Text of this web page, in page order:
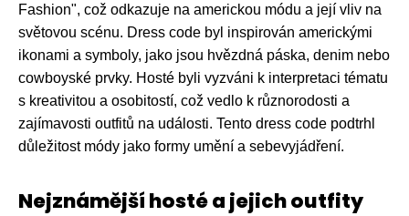
Fashion", což odkazuje na americkou módu a její vliv na
světovou scénu. Dress code byl inspirován americkými
ikonami a symboly, jako jsou hvězdná páska, denim nebo
cowboyské prvky. Hosté byli vyzváni k interpretaci tématu
s kreativitou a osobitostí, což vedlo k různorodosti a
zajímavosti outfitů na události. Tento dress code podtrhl
důležitost módy jako formy umění a sebevyjádření.
Nejznámější hosté a jejich outfity